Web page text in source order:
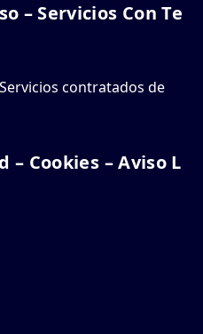
– Servicios Con Te
contratados de
Cookies – Aviso L